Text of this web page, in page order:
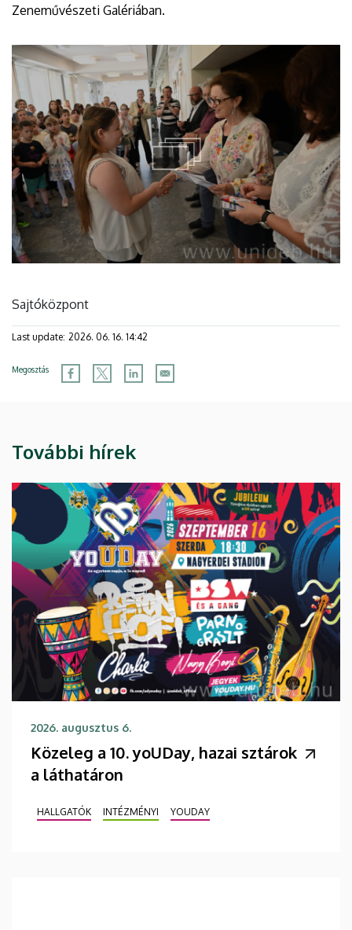
Zeneművészeti Galériában.
Sajtóközpont
Last update: 2026. 06. 16. 14:42
Megosztás
További hírek
2026. augusztus 6.
Közeleg a 10. yoUDay, hazai sztárok
a láthatáron
HALLGATÓK INTÉZMÉNYI YOUDAY